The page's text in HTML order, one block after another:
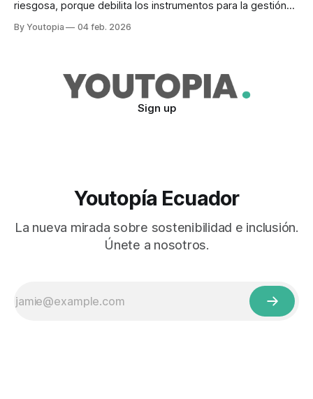
riesgosa, porque debilita los instrumentos para la gestión
By Youtopia 04 feb. 2026
Sign up
Youtopía Ecuador
La nueva mirada sobre sostenibilidad e inclusión.
Únete a nosotros.